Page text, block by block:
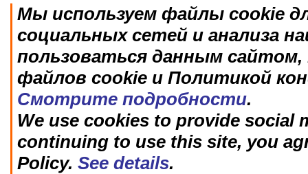
Мы используем файлы cookie
социальных сетей и анализа
пользоваться данным
файлов cookie и Политикой
Смотрите подробности.
We use cookies to provide social
continuing to use this site, you
Policy. See details.